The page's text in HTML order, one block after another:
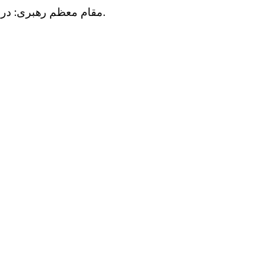
مقام معظم رهبری: در طول تاریخ، رنگ های گوناگون بر سیاست این کشور پهناور سایه افکند؛ اما رنگ ثابت مردم گیلان، رنگ ایمان بود.